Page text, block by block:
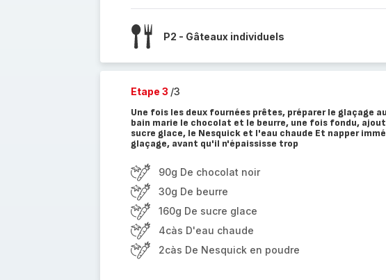
P2 - Gâteaux individuels
Etape 3 /3
Une fois les deux fournées prêtes, préparer le glaçage
bain marie le chocolat et le beurre, une fois fondu,
sucre glace, le Nesquick et l'eau chaude Et napper
glaçage, avant qu'il n'épaississe trop
90g De chocolat noir
30g De beurre
160g De sucre glace
4càs D'eau chaude
2càs De Nesquick en poudre